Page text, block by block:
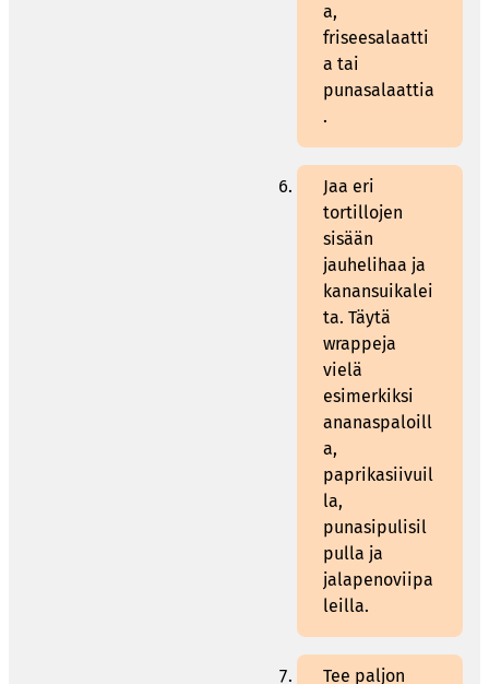
a,
friseesalaatti
a tai
punasalaattia
.
Jaa eri
tortillojen
sisään
jauhelihaa ja
kanansuikalei
ta. Täytä
wrappeja
vielä
esimerkiksi
ananaspaloill
a,
paprikasiivuil
la,
punasipulisil
pulla ja
jalapenoviipa
leilla.
Tee paljon